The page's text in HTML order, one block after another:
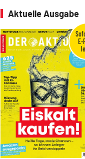
Aktuelle Ausgabe